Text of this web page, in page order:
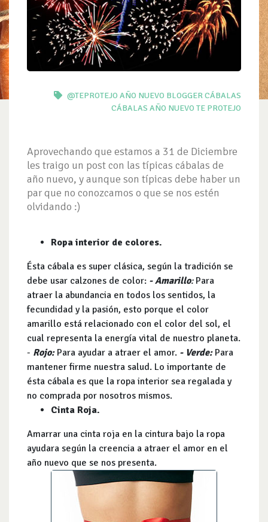
@TEPROTEJO AÑO NUEVO BLOGGERCÁBALAS
CÁBALAS AÑO NUEVO TE PROTEJO
Aprovechando que estamos a 31 de Diciembre
les traigo un post con las típicas cábalas de
año nuevo, y aunque son típicas debe haber un
par que no conozcamos o que se nos estén
olvidando :)
Ropa interior de colores.
Ésta cábala es super clásica, según la tradición se
debe usar calzones de color: - Amarillo:Para
atraer la abundancia en todos los sentidos, la
fecundidad y la pasión, esto porque el color
amarillo está relacionado con el color del sol, el
cual representa la energía vital de nuestro planeta.
- Rojo: Para ayudar a atraer el amor. - Verde: Para
mantener firme nuestra salud. Lo importante de
ésta cábala es que la ropa interior sea regalada y
no comprada por nosotros mismos.
Cinta Roja.
Amarrar una cinta roja en la cintura bajo la ropa
ayudara según la creencia a atraer el amor en el
año nuevo que se nos presenta.